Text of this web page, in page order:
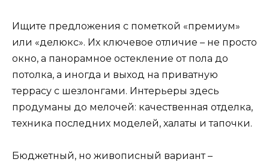
Ищите предложения с пометкой «премиум»
или «делюкс». Их ключевое отличие – не просто
окно, а панорамное остекление от пола до
потолка, а иногда и выход на приватную
террасу с шезлонгами. Интерьеры здесь
продуманы до мелочей: качественная отделка,
техника последних моделей, халаты и тапочки.
Бюджетный, но живописный вариант –